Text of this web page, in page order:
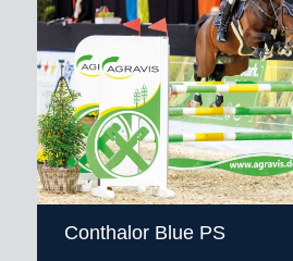
Conthalor Blue PS